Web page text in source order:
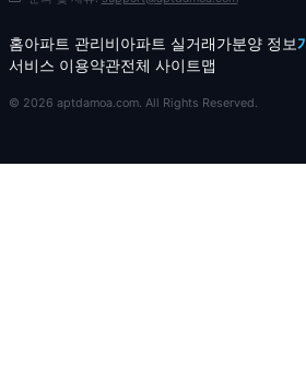
홈아파트 관리비아파트 실거래가분양 정보
서비스 이용약관전체 사이트맵
© 2026 aptdamoa.com. All Rights Reserved.